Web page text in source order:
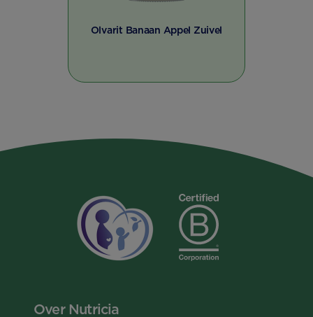
Olvarit Banaan Appel Zuivel
Over Nutricia